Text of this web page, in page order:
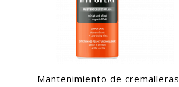
Mantenimiento de cremalleras